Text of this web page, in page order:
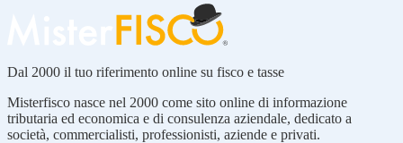
Dal 2000 il tuo riferimento online su fisco e tasse
Misterfisco nasce nel 2000 come sito online di informazione
tributaria ed economica e di consulenza aziendale, dedicato a
società, commercialisti, professionisti, aziende e privati.